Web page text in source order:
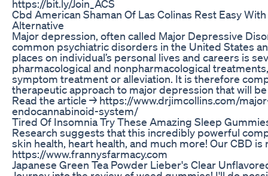
https://bit.ly/Join_ACS
Cbd American Shaman Of Las Colinas Rest Easy
Alternative
Major depression, often called Major Depressive
common psychiatric disorders in the United States
places on individual’s personal lives and careers is
pharmacological and nonpharmacological
symptom treatment or alleviation. It is therefore
therapeutic approach to major depression that will
Read the article → https://www.drjimcollins.com/
endocannabinoid-system/
Tired Of Insomnia Try These Amazing Sleep
Research suggests that this incredibly powerful
skin health, heart health, and much more! Our CBD is
https://www.frannysfarmacy.com
Japanese Green Tea Powder Lieber's Clear